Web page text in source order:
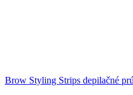
Brow Styling Strips depilačné